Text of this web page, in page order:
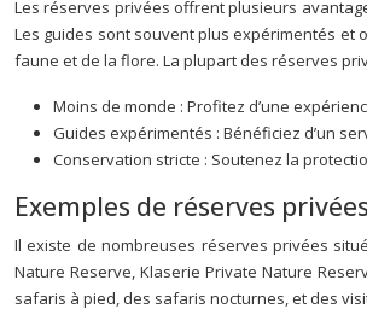
Les réserves privées offrent plusieurs
Les guides sont souvent plus expérimentés
faune et de la flore. La plupart des réserves
Moins de monde : Profitez d’une
Guides expérimentés : Bénéficiez d’un
Conservation stricte : Soutenez la
Exemples de réserves
Il existe de nombreuses réserves privées
Nature Reserve, Klaserie Private Nature
safaris à pied, des safaris nocturnes, et des